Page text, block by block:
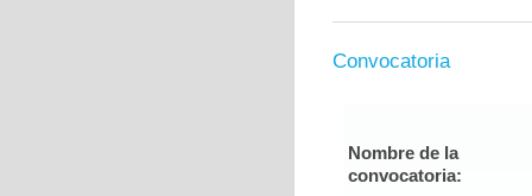
Convocatoria
Nombre de la
convocatoria: